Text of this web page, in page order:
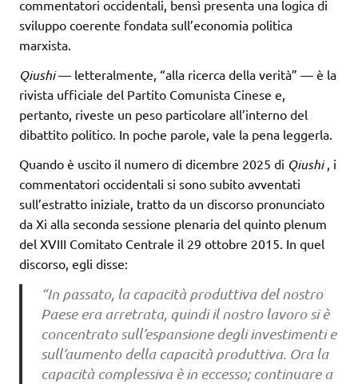
commentatori occidentali, bensì presenta una logica di
sviluppo coerente fondata sull’economia politica
marxista.
Qiushi— letteralmente, “alla ricerca della verità” — è la
rivista ufficiale del Partito Comunista Cinese e,
pertanto, riveste un peso particolare all’interno del
dibattito politico. In poche parole, vale la pena leggerla.
Quando è uscito il numero di dicembre 2025 di Qiushi, i
commentatori occidentali si sono subito avventati
sull’estratto iniziale, tratto da un discorso pronunciato
da Xi alla seconda sessione plenaria del quinto plenum
del XVIII Comitato Centrale il 29 ottobre 2015. In quel
discorso, egli disse:
“In passato, la capacità produttiva del nostro
Paese era arretrata, quindi il nostro lavoro si è
concentrato sull’espansione degli investimenti e
sull’aumento della capacità produttiva. Ora la
capacità complessiva è in eccesso; continuare a